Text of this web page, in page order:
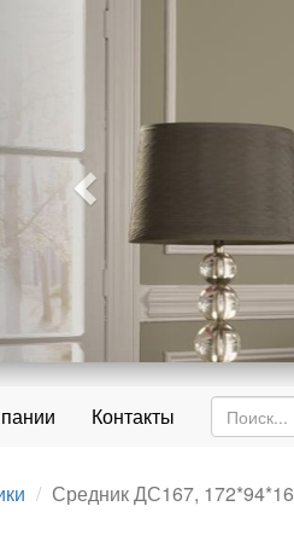
Пред
Контакты
Средник ДС167, 172*94*16